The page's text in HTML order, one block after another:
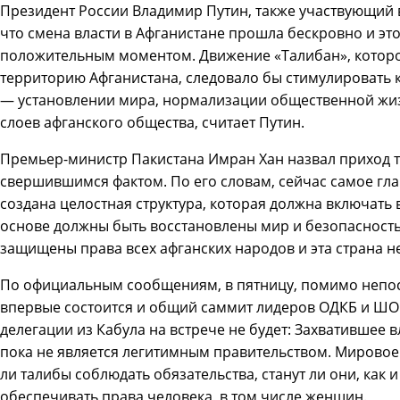
Президент России Владимир Путин, также
что смена власти в Афганистане прошла бескровно и
положительным моментом. Движение «Талибан»,
территорию Афганистана, следовало бы
— установлении мира, нормализации общественной
слоев афганского общества, считает Путин.
Премьер-министр Пакистана Имран Хан назвал приход
свершившимся фактом. По его словам, сейчас самое
создана целостная структура, которая должна
основе должны быть восстановлены мир и
защищены права всех афганских народов и эта страна
По официальным сообщениям, в пятницу, помимо
впервые состоится и общий саммит лидеров ОДКБ и
делегации из Кабула на встрече не будет: Захватившее
пока не является легитимным правительством.
ли талибы соблюдать обязательства, станут ли они,